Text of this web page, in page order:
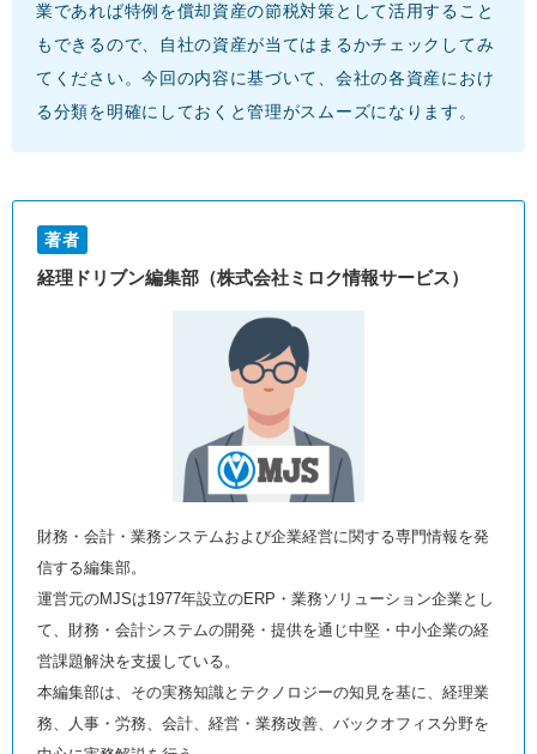
業であれば特例を償却資産の節税対策として活用すること
もできるので、自社の資産が当てはまるかチェックしてみ
てください。今回の内容に基づいて、会社の各資産におけ
る分類を明確にしておくと管理がスムーズになります。
著者
経理ドリブン編集部（株式会社ミロク情報サービス）
財務・会計・業務システムおよび企業経営に関する専門情報を発
信する編集部。
運営元のMJSは1977年設立のERP・業務ソリューション企業とし
て、財務・会計システムの開発・提供を通じ中堅・中小企業の経
営課題解決を支援している。
本編集部は、その実務知識とテクノロジーの知見を基に、経理業
務、人事・労務、会計、経営・業務改善、バックオフィス分野を